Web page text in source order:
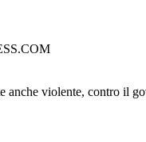
anche violente, contro il